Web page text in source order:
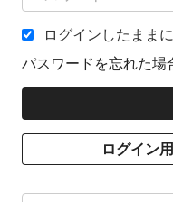
ログインしたまま
パスワードを忘れた場